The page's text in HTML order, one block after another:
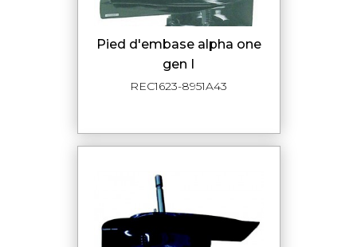
pied d'embase alpha one
gen I
REC1623-8951A43